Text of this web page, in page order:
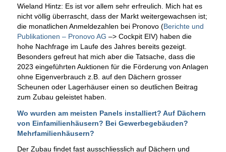
Wieland Hintz: Es ist vor allem sehr erfreulich. Mich hat es
nicht völlig überrascht, dass der Markt weitergewachsen ist;
die monatlichen Anmeldezahlen bei Pronovo (Berichte und
Publikationen – Pronovo AG –> Cockpit EIV) haben die
hohe Nachfrage im Laufe des Jahres bereits gezeigt.
Besonders gefreut hat mich aber die Tatsache, dass die
2023 eingeführten Auktionen für die Förderung von Anlagen
ohne Eigenverbrauch z.B. auf den Dächern grosser
Scheunen oder Lagerhäuser einen so deutlichen Beitrag
zum Zubau geleistet haben.
Wo wurden am meisten Panels installiert? Auf Dächern
von Einfamilienhäusern? Bei Gewerbegebäuden?
Mehrfamilienhäusern?
Der Zubau findet fast ausschliesslich auf Dächern und